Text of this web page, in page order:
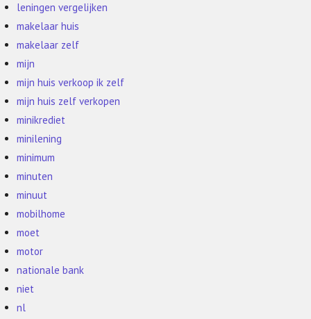
leningen vergelijken
makelaar huis
makelaar zelf
mijn
mijn huis verkoop ik zelf
mijn huis zelf verkopen
minikrediet
minilening
minimum
minuten
minuut
mobilhome
moet
motor
nationale bank
niet
nl